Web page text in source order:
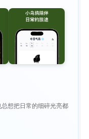
想把日常的细碎光亮都